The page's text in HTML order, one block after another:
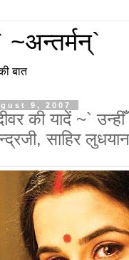
~अन्तर्मन्`
बात
9, 2007
की यादें ~`
साहिर